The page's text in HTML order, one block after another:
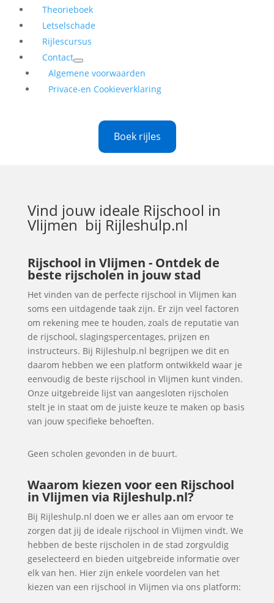
Theorieboek
Letselschade
Rijlescursus
Contact
Algemene voorwaarden
Privace-en Cookieverklaring
Boek rijles
Vind jouw ideale Rijschool in
Vlijmen bij Rijleshulp.nl
Rijschool in Vlijmen - Ontdek de
beste rijscholen in jouw stad
Het vinden van de perfecte rijschool in Vlijmen kan
soms een uitdagende taak zijn. Er zijn veel factoren
om rekening mee te houden, zoals de reputatie van
de rijschool, slagingspercentages, prijzen en
instructeurs. Bij Rijleshulp.nl begrijpen we dit en
daarom hebben we een platform ontwikkeld waar je
eenvoudig de beste rijschool in Vlijmen kunt vinden.
Onze uitgebreide lijst van aangesloten rijscholen
stelt je in staat om de juiste keuze te maken op basis
van jouw specifieke behoeften.
Geen scholen gevonden in de buurt.
Waarom kiezen voor een Rijschool
in Vlijmen via Rijleshulp.nl?
Bij Rijleshulp.nl doen we er alles aan om ervoor te
zorgen dat jij de ideale rijschool in Vlijmen vindt. We
hebben de beste rijscholen in de stad zorgvuldig
geselecteerd en bieden uitgebreide informatie over
elk van hen. Hier zijn enkele voordelen van het
kiezen van een rijschool in Vlijmen via ons platform: